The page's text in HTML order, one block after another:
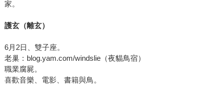
家。
護玄（離玄）
6月2日、雙子座。
老巢：blog.yam.com/windslie（夜貓鳥宿）
職業腐屍。
喜歡音樂、電影、書籍與鳥。